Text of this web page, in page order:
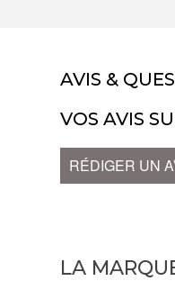
AVIS &
VOS AVIS
RÉDIGER UN
LA